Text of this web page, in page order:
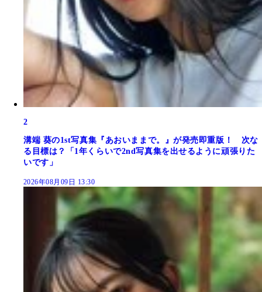
2
溝端 葵の1st写真集『あおいままで。』が発売即重版！ 次な
る目標は？「1年くらいで2nd写真集を出せるように頑張りた
いです」
2026年08月09日 13:30